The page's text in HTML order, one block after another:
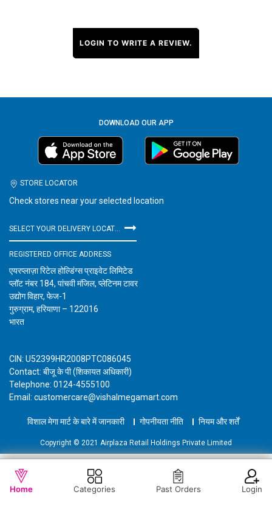
WISHLIST OUT OF STOCK
LOGIN TO WRITE A REVIEW.
DOWNLOAD OUR APP
STORE LOCATOR
Check stores near your selected location
REGISTERED OFFICE ADDRESS
एयरप्लाज़ा रिटेल होल्डिंग्स प्राइवेट लिमिटेड
प्लॉट नंबर 184, पांचवी मंजिल, प्लेटिनम टावर
उद्योग विहार, फेज-1
गुरुग्राम, हरियाणा – 122016
भारत
CIN: U52399HR2008PTC086045
Contact: बीजू के पी (शिकायत अधिकारी)
Telephone: 0124-4555100
Email: customercare@vishalmegamart.com
विशाल मेगा मार्ट के बारे में जानकारी गोपनीयता नीति नियम और शर्तें
Copyright © 2021 Airplaza Retail Holdings Private Limited
Home Categories Past Orders Login